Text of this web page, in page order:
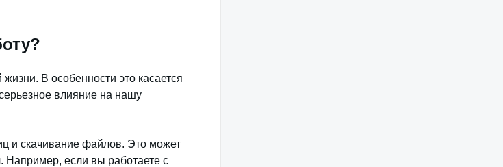
В особенности это касается
влияние на нашу
и скачивание файлов. Это может
Например, если вы работаете с